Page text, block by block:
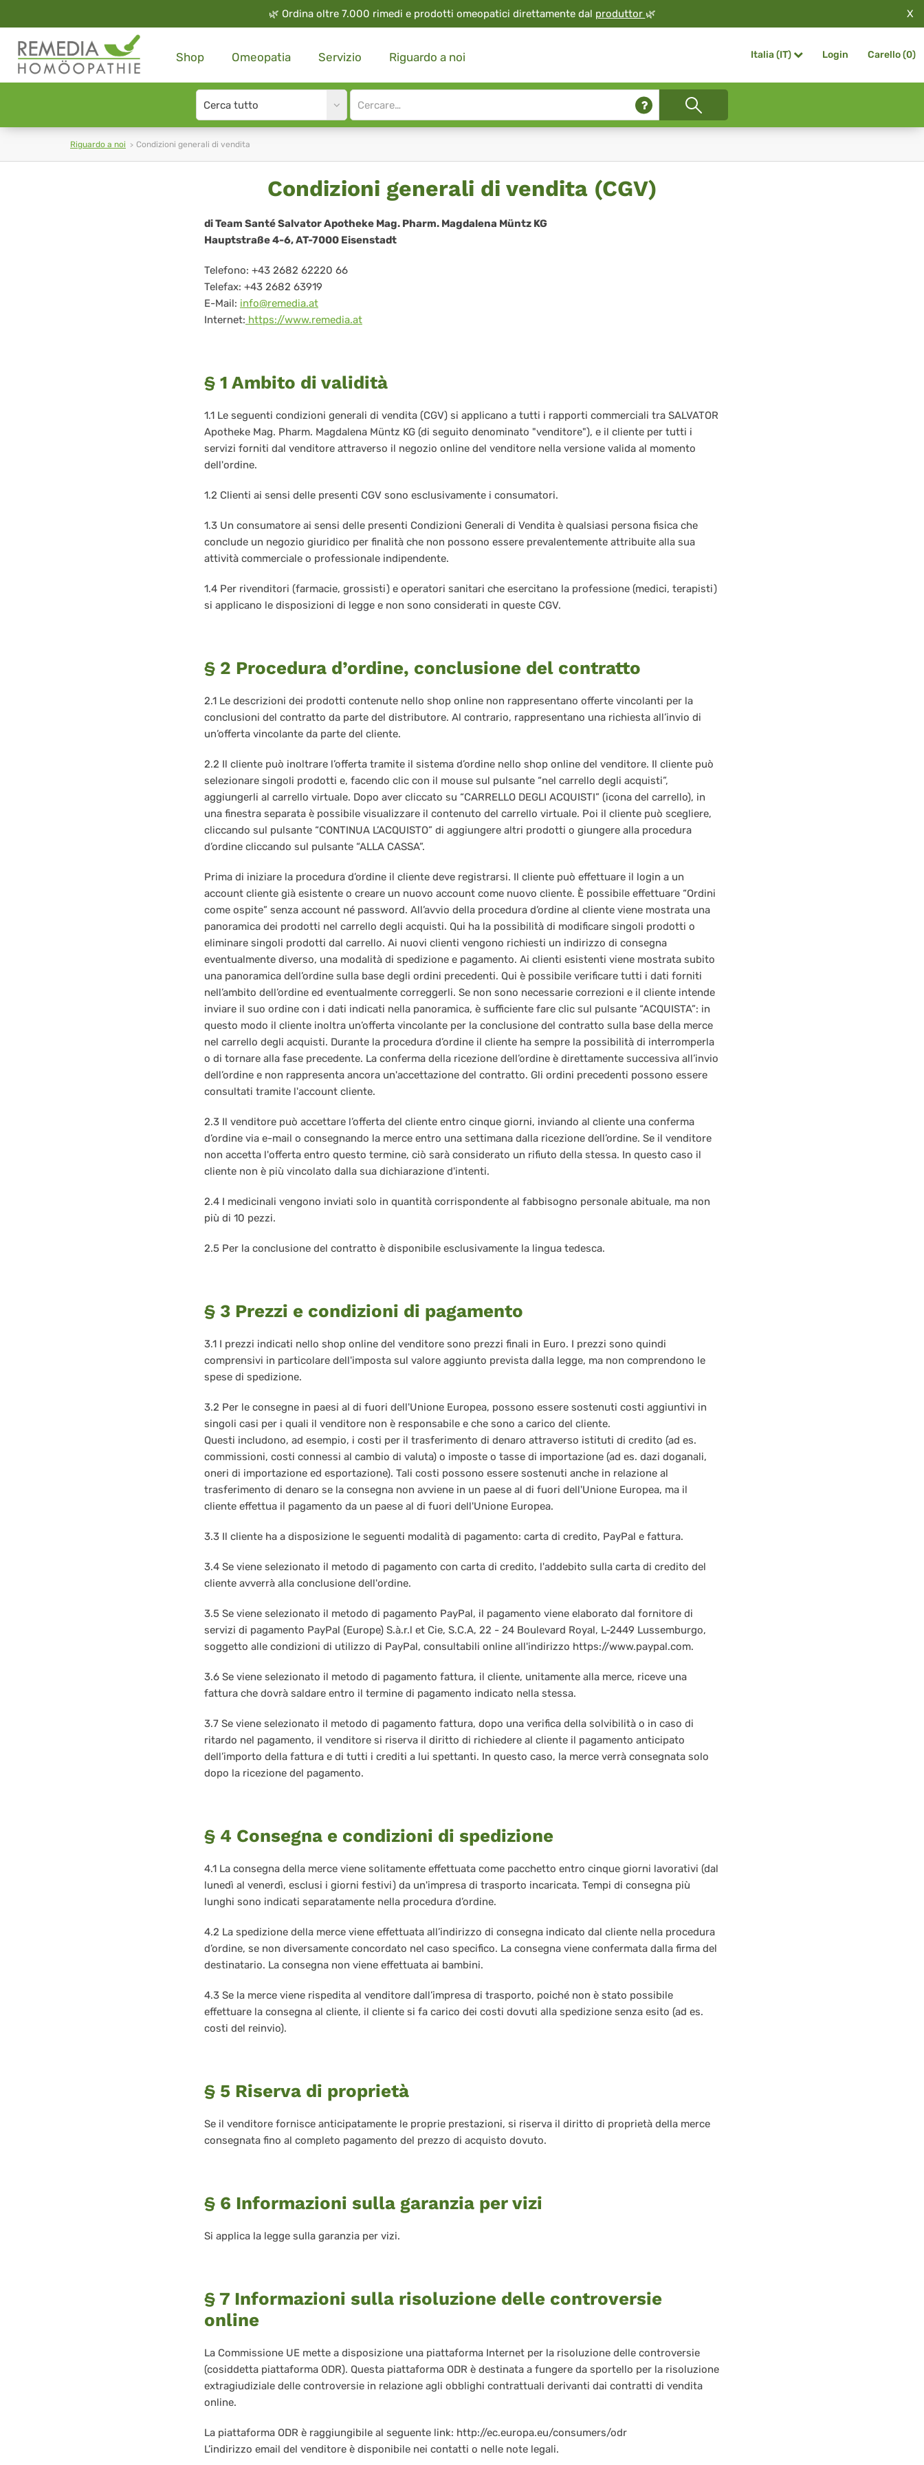
🌿 Ordina oltre 7.000 rimedi e prodotti omeopatici direttamente dal produttor 🌿 X
Shop Omeopatia Servizio Riguardo a noi Italia (IT) Login Carello (0)
Search
type
Site
search
Riguardo a noi Condizioni generali di vendita
Condizioni generali di vendita (CGV)
di Team Santé Salvator Apotheke Mag. Pharm. Magdalena Müntz KG
Hauptstraße 4-6, AT-7000 Eisenstadt
Telefono: +43 2682 62220 66
Telefax: +43 2682 63919
E-Mail: info@remedia.at
Internet: https://www.remedia.at
§ 1 Ambito di validità
1.1 Le seguenti condizioni generali di vendita (CGV) si applicano a tutti i rapporti commerciali tra SALVATOR
Apotheke Mag. Pharm. Magdalena Müntz KG (di seguito denominato "venditore"), e il cliente per tutti i
servizi forniti dal venditore attraverso il negozio online del venditore nella versione valida al momento
dell'ordine.
1.2 Clienti ai sensi delle presenti CGV sono esclusivamente i consumatori.
1.3 Un consumatore ai sensi delle presenti Condizioni Generali di Vendita è qualsiasi persona fisica che
conclude un negozio giuridico per finalità che non possono essere prevalentemente attribuite alla sua
attività commerciale o professionale indipendente.
1.4 Per rivenditori (farmacie, grossisti) e operatori sanitari che esercitano la professione (medici, terapisti)
si applicano le disposizioni di legge e non sono considerati in queste CGV.
§ 2 Procedura d’ordine, conclusione del contratto
2.1 Le descrizioni dei prodotti contenute nello shop online non rappresentano offerte vincolanti per la
conclusioni del contratto da parte del distributore. Al contrario, rappresentano una richiesta all’invio di
un’offerta vincolante da parte del cliente.
2.2 Il cliente può inoltrare l’offerta tramite il sistema d’ordine nello shop online del venditore. Il cliente può
selezionare singoli prodotti e, facendo clic con il mouse sul pulsante “nel carrello degli acquisti”,
aggiungerli al carrello virtuale. Dopo aver cliccato su “CARRELLO DEGLI ACQUISTI” (icona del carrello), in
una finestra separata è possibile visualizzare il contenuto del carrello virtuale. Poi il cliente può scegliere,
cliccando sul pulsante “CONTINUA L’ACQUISTO” di aggiungere altri prodotti o giungere alla procedura
d’ordine cliccando sul pulsante “ALLA CASSA”.
Prima di iniziare la procedura d’ordine il cliente deve registrarsi. Il cliente può effettuare il login a un
account cliente già esistente o creare un nuovo account come nuovo cliente. È possibile effettuare “Ordini
come ospite” senza account né password. All’avvio della procedura d’ordine al cliente viene mostrata una
panoramica dei prodotti nel carrello degli acquisti. Qui ha la possibilità di modificare singoli prodotti o
eliminare singoli prodotti dal carrello. Ai nuovi clienti vengono richiesti un indirizzo di consegna
eventualmente diverso, una modalità di spedizione e pagamento. Ai clienti esistenti viene mostrata subito
una panoramica dell’ordine sulla base degli ordini precedenti. Qui è possibile verificare tutti i dati forniti
nell’ambito dell’ordine ed eventualmente correggerli. Se non sono necessarie correzioni e il cliente intende
inviare il suo ordine con i dati indicati nella panoramica, è sufficiente fare clic sul pulsante “ACQUISTA”: in
questo modo il cliente inoltra un’offerta vincolante per la conclusione del contratto sulla base della merce
nel carrello degli acquisti. Durante la procedura d’ordine il cliente ha sempre la possibilità di interromperla
o di tornare alla fase precedente. La conferma della ricezione dell’ordine è direttamente successiva all’invio
dell’ordine e non rappresenta ancora un'accettazione del contratto. Gli ordini precedenti possono essere
consultati tramite l'account cliente.
2.3 Il venditore può accettare l’offerta del cliente entro cinque giorni, inviando al cliente una conferma
d’ordine via e-mail o consegnando la merce entro una settimana dalla ricezione dell’ordine. Se il venditore
non accetta l'offerta entro questo termine, ciò sarà considerato un rifiuto della stessa. In questo caso il
cliente non è più vincolato dalla sua dichiarazione d'intenti.
2.4 I medicinali vengono inviati solo in quantità corrispondente al fabbisogno personale abituale, ma non
più di 10 pezzi.
2.5 Per la conclusione del contratto è disponibile esclusivamente la lingua tedesca.
§ 3 Prezzi e condizioni di pagamento
3.1 I prezzi indicati nello shop online del venditore sono prezzi finali in Euro. I prezzi sono quindi
comprensivi in particolare dell'imposta sul valore aggiunto prevista dalla legge, ma non comprendono le
spese di spedizione.
3.2 Per le consegne in paesi al di fuori dell'Unione Europea, possono essere sostenuti costi aggiuntivi in
singoli casi per i quali il venditore non è responsabile e che sono a carico del cliente.
Questi includono, ad esempio, i costi per il trasferimento di denaro attraverso istituti di credito (ad es.
commissioni, costi connessi al cambio di valuta) o imposte o tasse di importazione (ad es. dazi doganali,
oneri di importazione ed esportazione). Tali costi possono essere sostenuti anche in relazione al
trasferimento di denaro se la consegna non avviene in un paese al di fuori dell'Unione Europea, ma il
cliente effettua il pagamento da un paese al di fuori dell'Unione Europea.
3.3 Il cliente ha a disposizione le seguenti modalità di pagamento: carta di credito, PayPal e fattura.
3.4 Se viene selezionato il metodo di pagamento con carta di credito, l'addebito sulla carta di credito del
cliente avverrà alla conclusione dell'ordine.
3.5 Se viene selezionato il metodo di pagamento PayPal, il pagamento viene elaborato dal fornitore di
servizi di pagamento PayPal (Europe) S.à.r.l et Cie, S.C.A, 22 - 24 Boulevard Royal, L-2449 Lussemburgo,
soggetto alle condizioni di utilizzo di PayPal, consultabili online all'indirizzo https://www.paypal.com.
3.6 Se viene selezionato il metodo di pagamento fattura, il cliente, unitamente alla merce, riceve una
fattura che dovrà saldare entro il termine di pagamento indicato nella stessa.
3.7 Se viene selezionato il metodo di pagamento fattura, dopo una verifica della solvibilità o in caso di
ritardo nel pagamento, il venditore si riserva il diritto di richiedere al cliente il pagamento anticipato
dell’importo della fattura e di tutti i crediti a lui spettanti. In questo caso, la merce verrà consegnata solo
dopo la ricezione del pagamento.
§ 4 Consegna e condizioni di spedizione
4.1 La consegna della merce viene solitamente effettuata come pacchetto entro cinque giorni lavorativi (dal
lunedì al venerdì, esclusi i giorni festivi) da un'impresa di trasporto incaricata. Tempi di consegna più
lunghi sono indicati separatamente nella procedura d’ordine.
4.2 La spedizione della merce viene effettuata all’indirizzo di consegna indicato dal cliente nella procedura
d’ordine, se non diversamente concordato nel caso specifico. La consegna viene confermata dalla firma del
destinatario. La consegna non viene effettuata ai bambini.
4.3 Se la merce viene rispedita al venditore dall’impresa di trasporto, poiché non è stato possibile
effettuare la consegna al cliente, il cliente si fa carico dei costi dovuti alla spedizione senza esito (ad es.
costi del reinvio).
§ 5 Riserva di proprietà
Se il venditore fornisce anticipatamente le proprie prestazioni, si riserva il diritto di proprietà della merce
consegnata fino al completo pagamento del prezzo di acquisto dovuto.
§ 6 Informazioni sulla garanzia per vizi
Si applica la legge sulla garanzia per vizi.
§ 7 Informazioni sulla risoluzione delle controversie
online
La Commissione UE mette a disposizione una piattaforma Internet per la risoluzione delle controversie
(cosiddetta piattaforma ODR). Questa piattaforma ODR è destinata a fungere da sportello per la risoluzione
extragiudiziale delle controversie in relazione agli obblighi contrattuali derivanti dai contratti di vendita
online.
La piattaforma ODR è raggiungibile al seguente link: http://ec.europa.eu/consumers/odr
L’indirizzo email del venditore è disponibile nei contatti o nelle note legali.